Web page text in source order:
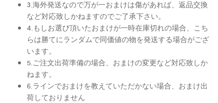
3.海外発送なので万が一おまけは傷があれば、返品交換
など対応致しかねますのでご了承下さい。
4.もしお選び頂いたおまけが一時在庫切れの場合、こち
らは勝てにランダムで同価値の物を発送する場合がござ
います。
5.ご注文出荷準備の場合、おまけの変更など対応致しか
ねます。
6.ラインでおまけを教えていただかない場合、おまけ出
荷しておりません